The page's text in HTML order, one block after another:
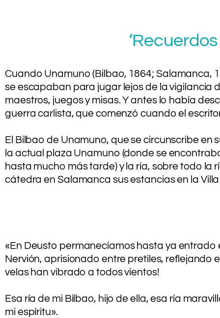
Cuando Unamuno (Bilbao, 1864; Salamanca,
se escapaban para jugar lejos de la vigilancia
maestros, juegos y misas. Y antes lo había
guerra carlista, que comenzó cuando el
El Bilbao de Unamuno, que se circunscribe en
la actual plaza Unamuno (donde se
hasta mucho más tarde) y la ría, sobre todo la
cátedra en Salamanca sus estancias en la
«En Deusto permanecíamos hasta ya entrado
Nervión, aprisionado entre pretiles, reflejando
velas han vibrado a todos vientos!
Esa ría de mi Bilbao, hijo de ella, esa ría
mi espíritu».